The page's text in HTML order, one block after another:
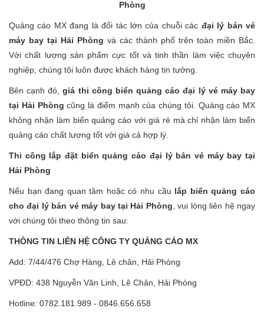
Phòng
Quảng cáo MX đang là đối tác lớn của chuỗi các đại lý bán vé
máy bay tại Hải Phòng và các thành phố trên toàn miền Bắc.
Với chất lượng sản phẩm cực tốt và tinh thần làm việc chuyên
nghiệp, chúng tôi luôn được khách hàng tin tưởng.
Bên cạnh đó,giá thi công biển quảng cáo đại lý vé máy bay
tại Hải Phòng cũng là điểm mạnh của chúng tôi. Quảng cáo MX
không nhận làm biển quảng cáo với giá rẻ mà chỉ nhận làm biển
quảng cáo chất lượng tốt với giá cả hợp lý.
Thi công lắp đặt biển quảng cáo đại lý bán vé máy bay tại
Hải Phòng
Nếu bạn đang quan tâm hoặc có nhu cầu lắp biển quảng cáo
cho đại lý bán vé máy bay tại Hải Phòng , vui lòng liên hệ ngay
với chúng tôi theo thông tin sau:
THÔNG TIN LIÊN HỆ CÔNG TY QUẢNG CÁO MX
Add: 7/44/476 Chợ Hàng, Lê chân, Hải Phòng
VPĐD: 438 Nguyễn Văn Linh, Lê Chân, Hải Phòng
Hotline: 0782.181.989 - 0846.656.658